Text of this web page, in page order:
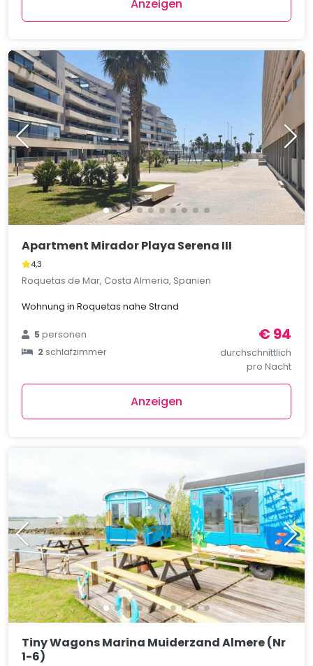
Anzeigen
Apartment Mirador Playa Serena III
4,3
Roquetas de Mar, Costa Almeria, Spanien
Wohnung in Roquetas nahe Strand
5personen
2schlafzimmer
€ 94
durchschnittlich
pro Nacht
Anzeigen
Tiny Wagons Marina Muiderzand Almere (Nr
1-6)